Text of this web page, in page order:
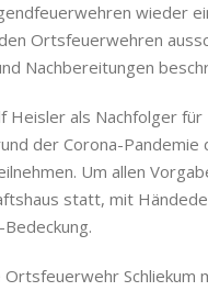
wieder
Ortsfeuerwehren
Nachbereitungen
Heisler als Nachfolger
der Corona-Pandemie
Um allen
statt, mit
Schliekum